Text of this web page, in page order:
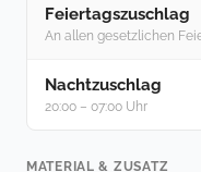
Feiertagszuschlag
An allen gesetzlichen
Nachtzuschlag
20:00 – 07:00 Uhr
MATERIAL & ZUSATZ